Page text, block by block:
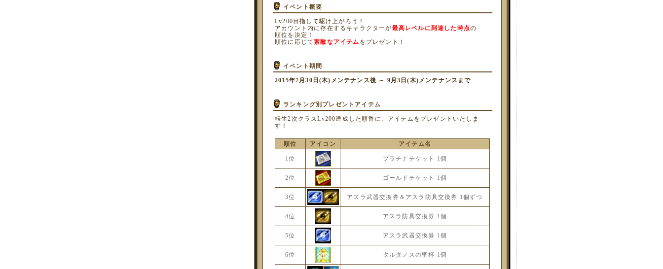
イベント概要
Lv200目指して駆け上がろう！
アカウント内に存在するキャラクターが最高レベルに到達した時点の
順位を決定！
順位に応じて素敵なアイテム をプレゼント！
イベント期間
2015年7月30日(木)メンテナンス後 ～ 9月3日(木)メンテナンスまで
ランキング別プレゼントアイテム
転生2次クラスLv200達成した順番に、アイテムをプレゼントいたしま
す！
順位 アイコン アイテム名
1位 プラチナチケット 1個
2位 ゴールドチケット 1個
3位 アスラ武器交換券＆アスラ防具交換券 1個ずつ
4位 アスラ防具交換券 1個
5位 アスラ武器交換券 1個
6位 タルタノスの聖杯 1個